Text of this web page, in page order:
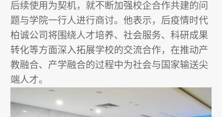
后续使用为契机，就不断加强校企合作共建的问
题与学院一行人进行商讨。他表示，后疫情时代
柏诚公司将围绕人才培养、社会服务、科研成果
转化等方面深入拓展学校的交流合作，在推动产
教融合、产学融合的过程中为社会与国家输送尖
端人才。